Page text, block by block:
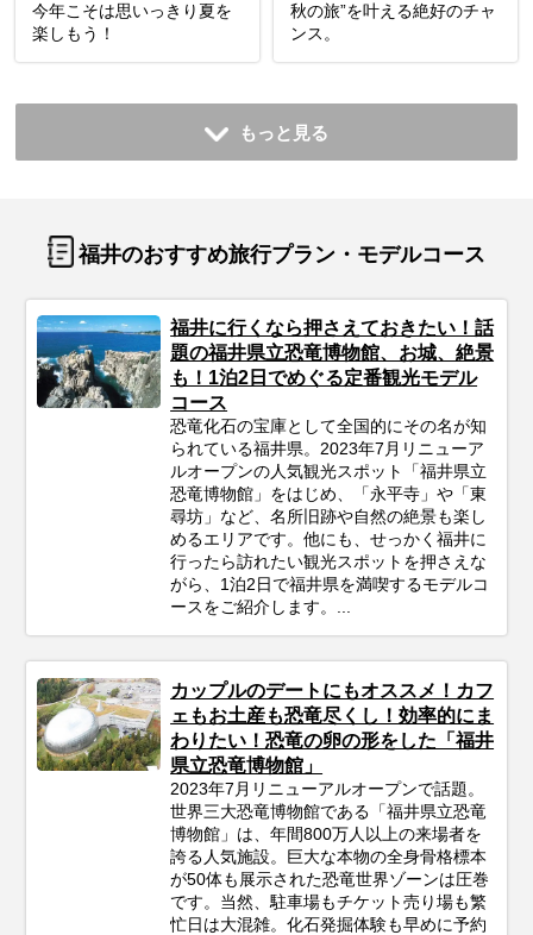
今年こそは思いっきり夏を
楽しもう！
秋の旅”を叶える絶好のチャ
ンス。
もっと見る
福井のおすすめ旅行プラン・モデルコース
福井に行くなら押さえておきたい！話
題の福井県立恐竜博物館、お城、絶景
も！1泊2日でめぐる定番観光モデル
コース
恐竜化石の宝庫として全国的にその名が知
られている福井県。2023年7月リニューア
ルオープンの人気観光スポット「福井県立
恐竜博物館」をはじめ、「永平寺」や「東
尋坊」など、名所旧跡や自然の絶景も楽し
めるエリアです。他にも、せっかく福井に
行ったら訪れたい観光スポットを押さえな
がら、1泊2日で福井県を満喫するモデルコ
ースをご紹介します。...
カップルのデートにもオススメ！カフ
ェもお土産も恐竜尽くし！効率的にま
わりたい！恐竜の卵の形をした「福井
県立恐竜博物館」
2023年7月リニューアルオープンで話題。
世界三大恐竜博物館である「福井県立恐竜
博物館」は、年間800万人以上の来場者を
誇る人気施設。巨大な本物の全身骨格標本
が50体も展示された恐竜世界ゾーンは圧巻
です。当然、駐車場もチケット売り場も繁
忙日は大混雑。化石発掘体験も早めに予約